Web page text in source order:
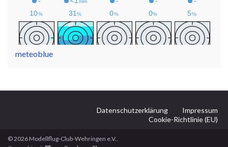
meteoblue
Datenschutzerklärung
Impressum
Cookie-Richtlinie (EU)
© 2026 Modellflug-Club-Wehringen e.V..